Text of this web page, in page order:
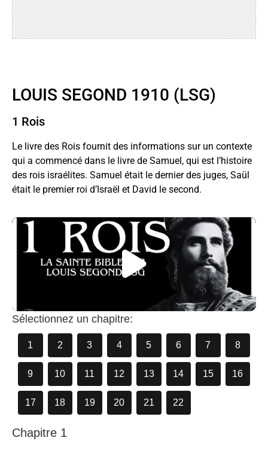
Download
LOUIS SEGOND 1910 (LSG)
1 Rois
Le livre des Rois fournit des informations sur un contexte
qui a commencé dans le livre de Samuel, qui est l’histoire
des rois israélites. Samuel était le dernier des juges, Saül
était le premier roi d’Israël et David le second.
Sélectionnez un chapitre:
1 2 3 4 5 6 7 8
9 10 11 12 13 14 15 16
17 18 19 20 21 22
Chapitre 1